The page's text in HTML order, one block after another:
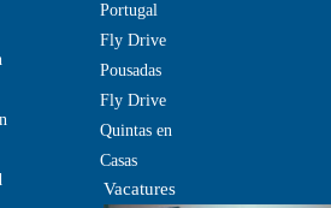
Portugal
Fly Drive
Pousadas
Fly Drive
Quintas en
Casas
Vacatures